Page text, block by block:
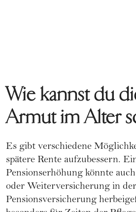
Wie kannst du
Armut im Alter
Es gibt verschiedene
spätere Rente aufzubessern.
Pensionserhöhung könnte
oder Weiterversicherung in der
Pensionsversicherung